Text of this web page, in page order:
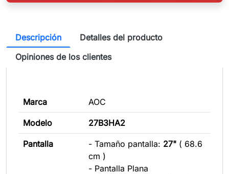
Descripción
Detalles del producto
Opiniones de los clientes
Marca AOC
Modelo 27B3HA2
Pantalla - Tamaño pantalla: 27" ( 68.6
cm )
- Pantalla Plana